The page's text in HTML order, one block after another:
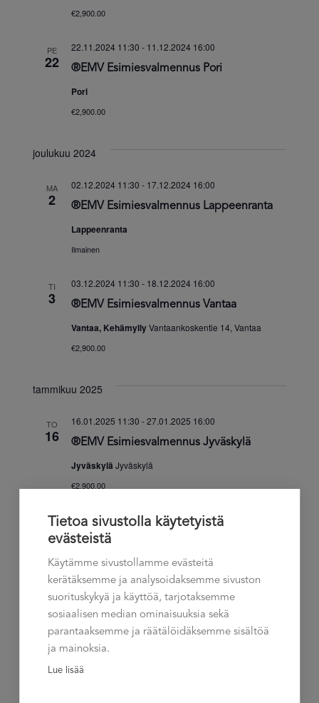
€2,900.00
PE
22 ®EMV Esimiesvalmennus Pori
22.11.2024 11:30 - 11.12.2024 16:00
Pori
€2,900.00
joulukuu 2024
MA
2 ®EMV Esimiesvalmennus Lappeenranta
02.12.2024 11:30 - 17.12.2024 16:00
Lappeenranta
Ilmainen
TI
3 ®EMV Esimiesvalmennus Vantaa
03.12.2024 11:30 - 18.12.2024 16:00
Vantaa, KehämyllyVantaankoskentie 14, Vantaa
€2,900.00
tammikuu 2025
TO
16 ®EMV Esimiesvalmennus Jyväskylä
16.01.2025 11:30 -27.01.2025 16:00
Jyväskylä Jyväskylä
€2,900.00
29 ®EMV Esimiesvalmennus Ylivieska
29.01.2025 11:30-13.02.2025 16:00
Ylivieska
€2,900.00
helmikuu 2025
25
Tietoa sivustolla käytetyistä
evästeistä
Käytämme sivustollamme evästeitä
kerätäksemme ja analysoidaksemme sivuston
suorituskykyä ja käyttöä, tarjotaksemme
sosiaalisen median ominaisuuksia sekä
parantaaksemme ja räätälöidäksemme sisältöä
ja mainoksia.
Lue lisää